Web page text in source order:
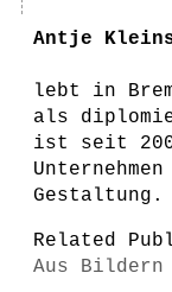
Antje
lebt in
als
ist seit
Gestaltung.
Related
Aus Bildern